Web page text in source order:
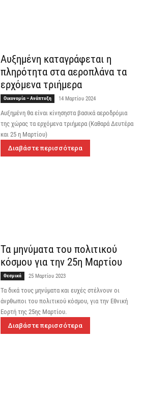
Αυξημένη καταγράφεται η
πληρότητα στα αεροπλάνα τα
ερχόμενα τριήμερα
Οικονομία – Ανάπτυξη 14 Μαρτίου 2024
Αυξημένη θα είναι κίνησηστα βασικά αεροδρόμια
της χώρας τα ερχόμενα τριήμερα (Καθαρά Δευτέρα
και 25 η Μαρτίου)
Διαβάστε περισσότερα
Τα μηνύματα του πολιτικού
κόσμου για την 25η Μαρτίου
Θεσμικά 25 Μαρτίου 2023
Τα δικά τους μηνύματα και ευχές στέλνουν οι
άνρθωποι του πολιτικού κόσμου, για την Εθνική
Εορτή της 25ης Μαρτίου.
Διαβάστε περισσότερα